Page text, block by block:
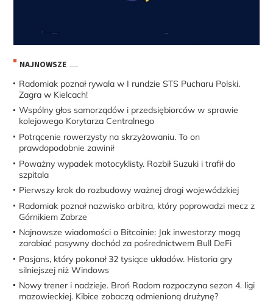
NAJNOWSZE
Radomiak poznał rywala w I rundzie STS Pucharu Polski.
Zagra w Kielcach!
Wspólny głos samorządów i przedsiębiorców w sprawie
kolejowego Korytarza Centralnego
Potrącenie rowerzysty na skrzyżowaniu. To on
prawdopodobnie zawinił
Poważny wypadek motocyklisty. Rozbił Suzuki i trafił do
szpitala
Pierwszy krok do rozbudowy ważnej drogi wojewódzkiej
Radomiak poznał nazwisko arbitra, który poprowadzi mecz z
Górnikiem Zabrze
Najnowsze wiadomości o Bitcoinie: Jak inwestorzy mogą
zarabiać pasywny dochód za pośrednictwem Bull DeFi
Pasjans, który pokonał 32 tysiące układów. Historia gry
silniejszej niż Windows
Nowy trener i nadzieje. Broń Radom rozpoczyna sezon 4. ligi
mazowieckiej. Kibice zobaczą odmienioną drużynę?